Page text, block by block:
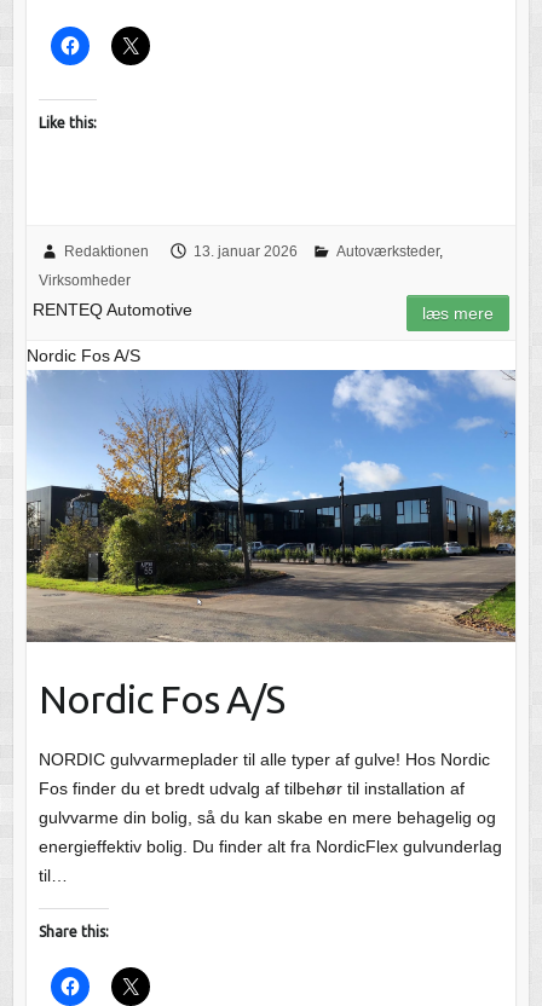
Like this:
Redaktionen 13. januar 2026 Autoværksteder,
Virksomheder
RENTEQ Automotive læs mere
Nordic Fos A/S
Nordic Fos A/S
NORDIC gulvvarmeplader til alle typer af gulve! Hos Nordic
Fos finder du et bredt udvalg af tilbehør til installation af
gulvvarme din bolig, så du kan skabe en mere behagelig og
energieffektiv bolig. Du finder alt fra NordicFlex gulvunderlag
til…
Share this: